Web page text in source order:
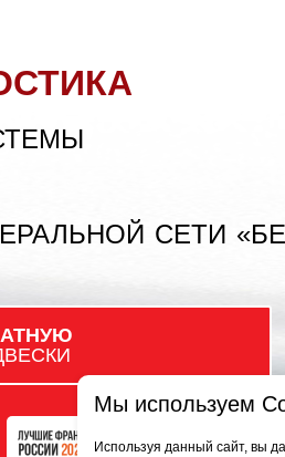
СЕТИ
Мы используем
Используя данный сайт, вы